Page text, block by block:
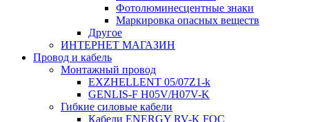
Фотолюминесцентные знаки
Маркировка опасных веществ
Другое
ИНТЕРНЕТ МАГАЗИН
Провод и кабель
Монтажный провод
EXZHELLENT 05/07Z1-k
GENLIS-F Н05V/H07V-K
Гибкие силовые кабели
Кабели ENERGY RV-K FOC